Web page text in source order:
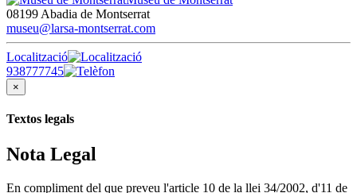
08199 Abadia de Montserrat
museu@larsa-montserrat.com
Localització
938777745
×
Textos legals
Nota Legal
En compliment del que preveu l'article 10 de la llei 34/2002, d'11 de